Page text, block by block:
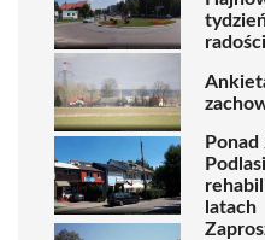
radości
latach